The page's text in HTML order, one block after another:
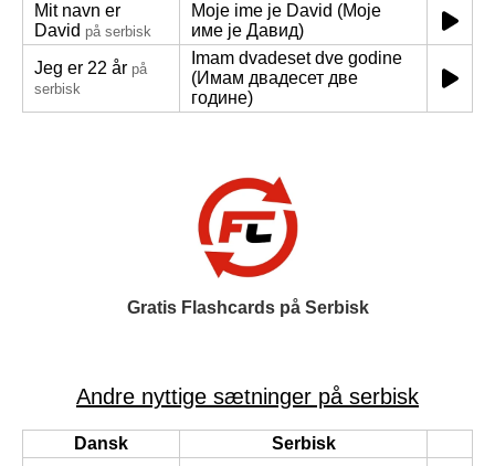
Mit navn er
David på serbisk
Moje ime je David (Моје
име је Давид)
Jeg er 22 år på
serbisk
Imam dvadeset dve godine
(Имам двадесет две
године)
Gratis Flashcards på Serbisk
Andre nyttige sætninger på serbisk
Dansk
Serbisk